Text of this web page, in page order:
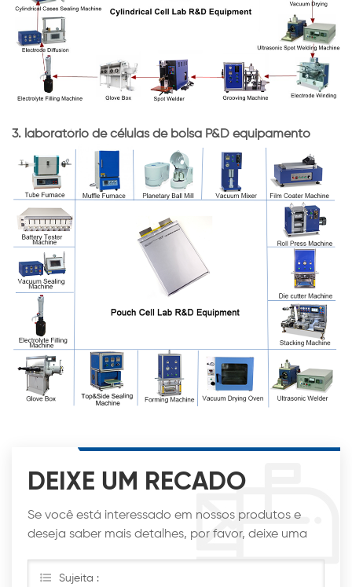
3. laboratório de células de bolsa P&D equipamento
DEIXE UM RECADO
Se você está interessado em nossos produtos e
deseja saber mais detalhes, por favor, deixe uma
possível.Sujeita :